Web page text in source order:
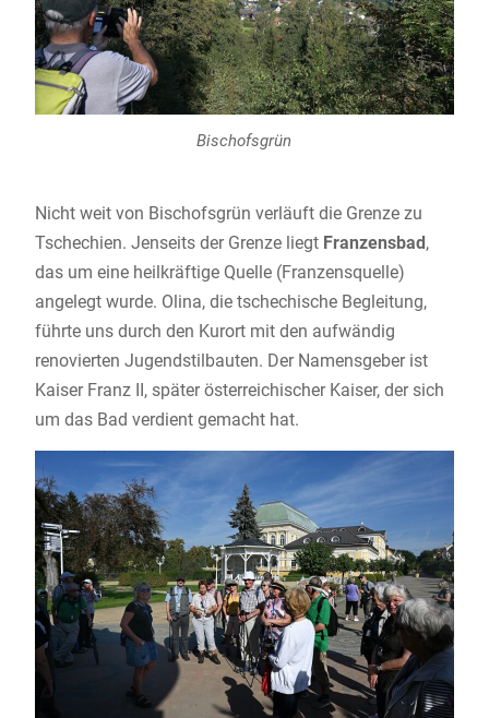
Bischofsgrün
Nicht weit von Bischofsgrün verläuft die Grenze zu
Tschechien. Jenseits der Grenze liegt Franzensbad,
das um eine heilkräftige Quelle (Franzensquelle)
angelegt wurde. Olina, die tschechische Begleitung,
führte uns durch den Kurort mit den aufwändig
renovierten Jugendstilbauten. Der Namensgeber ist
Kaiser Franz II, später österreichischer Kaiser, der sich
um das Bad verdient gemacht hat.